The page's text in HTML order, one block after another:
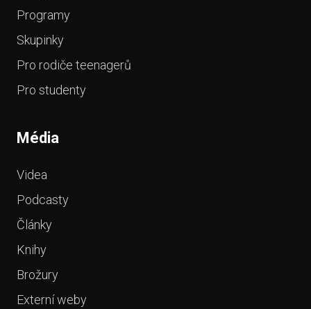
Programy
Skupinky
Pro rodiče teenagerů
Pro studenty
Média
Videa
Podcasty
Články
Knihy
Brožury
Externí weby